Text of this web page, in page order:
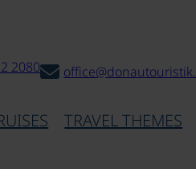
2080
TRAVEL THEMES